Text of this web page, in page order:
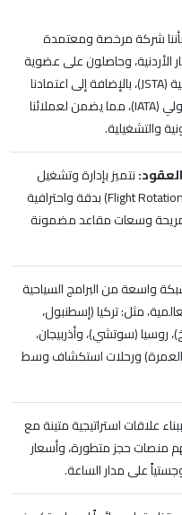
شركة مرخصة ومعتمدة
الأردنية، وحاصلون على عضوية
جمعية وكلاء السياحة والسفر الأردنية (JSTA)، بالإضافة إلى اعتمادنا
الدولي من منظمة النقل الجوي الدولي (IATA)، مما يضمن لعملائنا
والتشغيلية.
نتميز بإدارة وتشغيل
رحلات الطيران العارض والمجدول (Flight Rotations) بدقة واحترافية
مريحة وسعات مقاعد مضمونة
واسعة من البرامج السياحية
مثل: تركيا (إسطنبول،
روسيا (سوتشي)، وأذربيجان،
العمرة) ورحلات استكشاف وسط
علاقات استراتيجية متينة مع
منصات حجز متطورة، وأسعار
على مدار الساعة.